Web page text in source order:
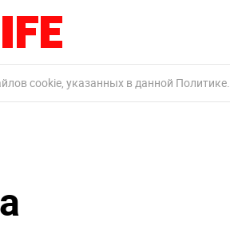
cookie, указанных в данной Политике.